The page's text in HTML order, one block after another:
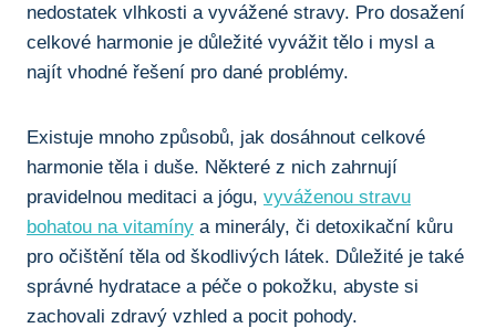
nedostatek vlhkosti a vyvážené stravy. Pro dosažení
celkové harmonie je důležité vyvážit tělo i mysl a
najít vhodné řešení pro dané problémy.
Existuje mnoho způsobů, jak dosáhnout celkové
harmonie těla i duše. Některé z nich zahrnují
pravidelnou meditaci a jógu, vyváženou stravu
bohatou na vitamíny a minerály, či detoxikační kůru
pro očištění těla od škodlivých látek. Důležité je také
správné hydratace a péče o pokožku, abyste si
zachovali zdravý vzhled a pocit pohody.